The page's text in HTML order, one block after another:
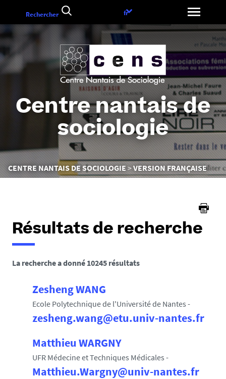
contenu
Centre nantais de
sociologie
Vous
êtes
CENTRE NANTAIS DE SOCIOLOGIE VERSION FRANÇAISE
Rechercher
Choix
la
langue
fr
Résultats de recherche
La recherche a donné 10245 résultats
Zesheng WANG
Ecole Polytechnique de l'Université de Nantes -
zesheng.wang@etu.univ-nantes.fr
Matthieu WARGNY
UFR Médecine et Techniques Médicales -
Matthieu.Wargny@univ-nantes.fr